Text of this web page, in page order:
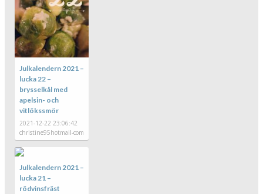
Julkalendern 2021 –
lucka 22 –
brysselkål med
apelsin- och
vitlökssmör
2021-12-22 23:06:42
christine95hotmail-com
Julkalendern 2021 –
lucka 21 –
rödvinsfräst